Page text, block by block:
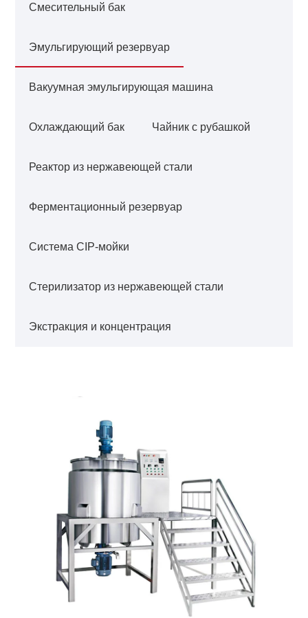
Смесительный бак
Эмульгирующий резервуар
Вакуумная эмульгирующая машина
Охлаждающий бак Чайник с рубашкой
Реактор из нержавеющей стали
Ферментационный резервуар
Система CIP-мойки
Стерилизатор из нержавеющей стали
Экстракция и концентрация